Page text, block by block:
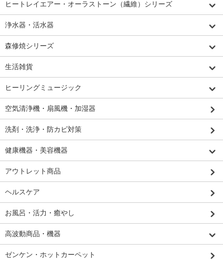
ヒートレイエアー・オーラストーン（繊維）シリーズ
浄水器・活水器
森修焼シリーズ
生活雑貨
ヒーリングミュージック
空気清浄機・扇風機・加湿器
洗剤・洗浄・防カビ対策
健康機器・美容機器
アウトレット商品
ヘルスケア
お風呂・活力・癒やし
高波動商品・機器
ゼンケン・ホットカーペット